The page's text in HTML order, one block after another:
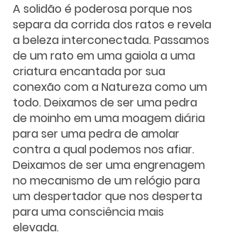
A solidão é poderosa porque nos
separa da corrida dos ratos e revela
a beleza interconectada. Passamos
de um rato em uma gaiola a uma
criatura encantada por sua
conexão com a Natureza como um
todo. Deixamos de ser uma pedra
de moinho em uma moagem diária
para ser uma pedra de amolar
contra a qual podemos nos afiar.
Deixamos de ser uma engrenagem
no mecanismo de um relógio para
um despertador que nos desperta
para uma consciência mais
elevada.